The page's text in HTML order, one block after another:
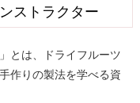
ストラクター
とは、ドライフルーツ
作りの製法を学べる資